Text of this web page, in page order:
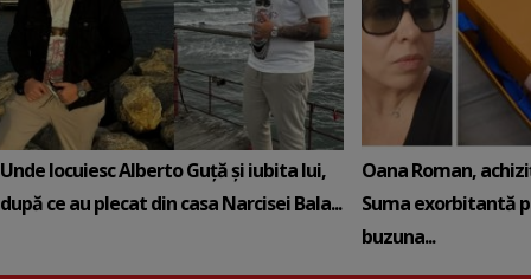
Unde locuiesc Alberto Guță și iubita lui,
după ce au plecat din casa Narcisei Bala...
Oana Roman,
Suma exorbitantă
buzuna...